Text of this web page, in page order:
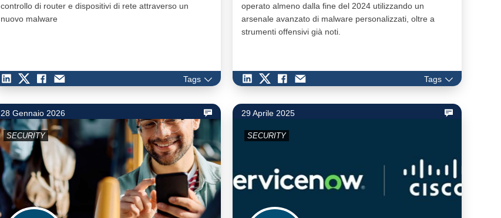
controllo di router e dispositivi di rete attraverso un
nuovo malware
Tags
operato almeno dalla fine del 2024 utilizzando un
arsenale avanzato di malware personalizzati, oltre a
strumenti offensivi già noti.
Tags
28 Gennaio 2026
SECURITY
29 Aprile 2025
SECURITY